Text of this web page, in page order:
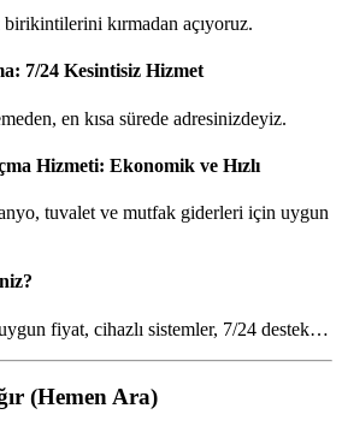
birikintilerini kırmadan açıyoruz.
7/24 Kesintisiz Hizmet
en kısa sürede adresinizdeyiz.
Hizmeti: Ekonomik ve Hızlı
tuvalet ve mutfak giderleri için uygun
fiyat, cihazlı sistemler, 7/24 destek…
(Hemen Ara)